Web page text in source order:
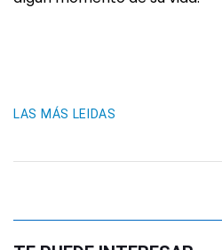
LAS MÁS LEIDAS